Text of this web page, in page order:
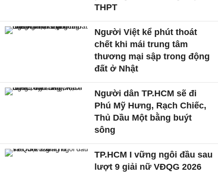
THPT
Người Việt kể phút thoát
chết khi mái trung tâm
thương mại sập trong động
đất ở Nhật
Người dân TP.HCM sẽ đi
Phú Mỹ Hưng, Rạch Chiếc,
Thủ Dầu Một bằng buýt
sông
TP.HCM I vững ngôi đầu sau
lượt 9 giải nữ VĐQG 2026